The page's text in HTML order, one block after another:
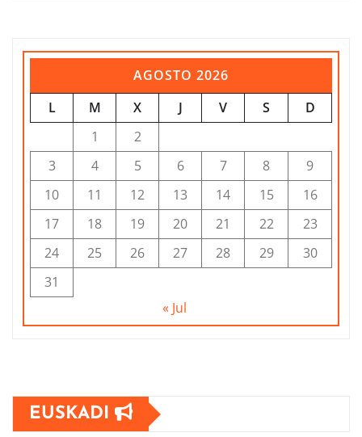
AGOSTO 2026
L
M X J V S
D
1
2
3
4 5 6 7 8
9
10
11 12 13 14 15
16
17
18 19 20 21 22
23
24
25 26 27 28 29
30
31
« Jul
EUSKADI